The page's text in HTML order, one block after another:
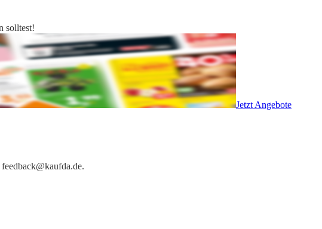
solltest!
Jetzt Angebote